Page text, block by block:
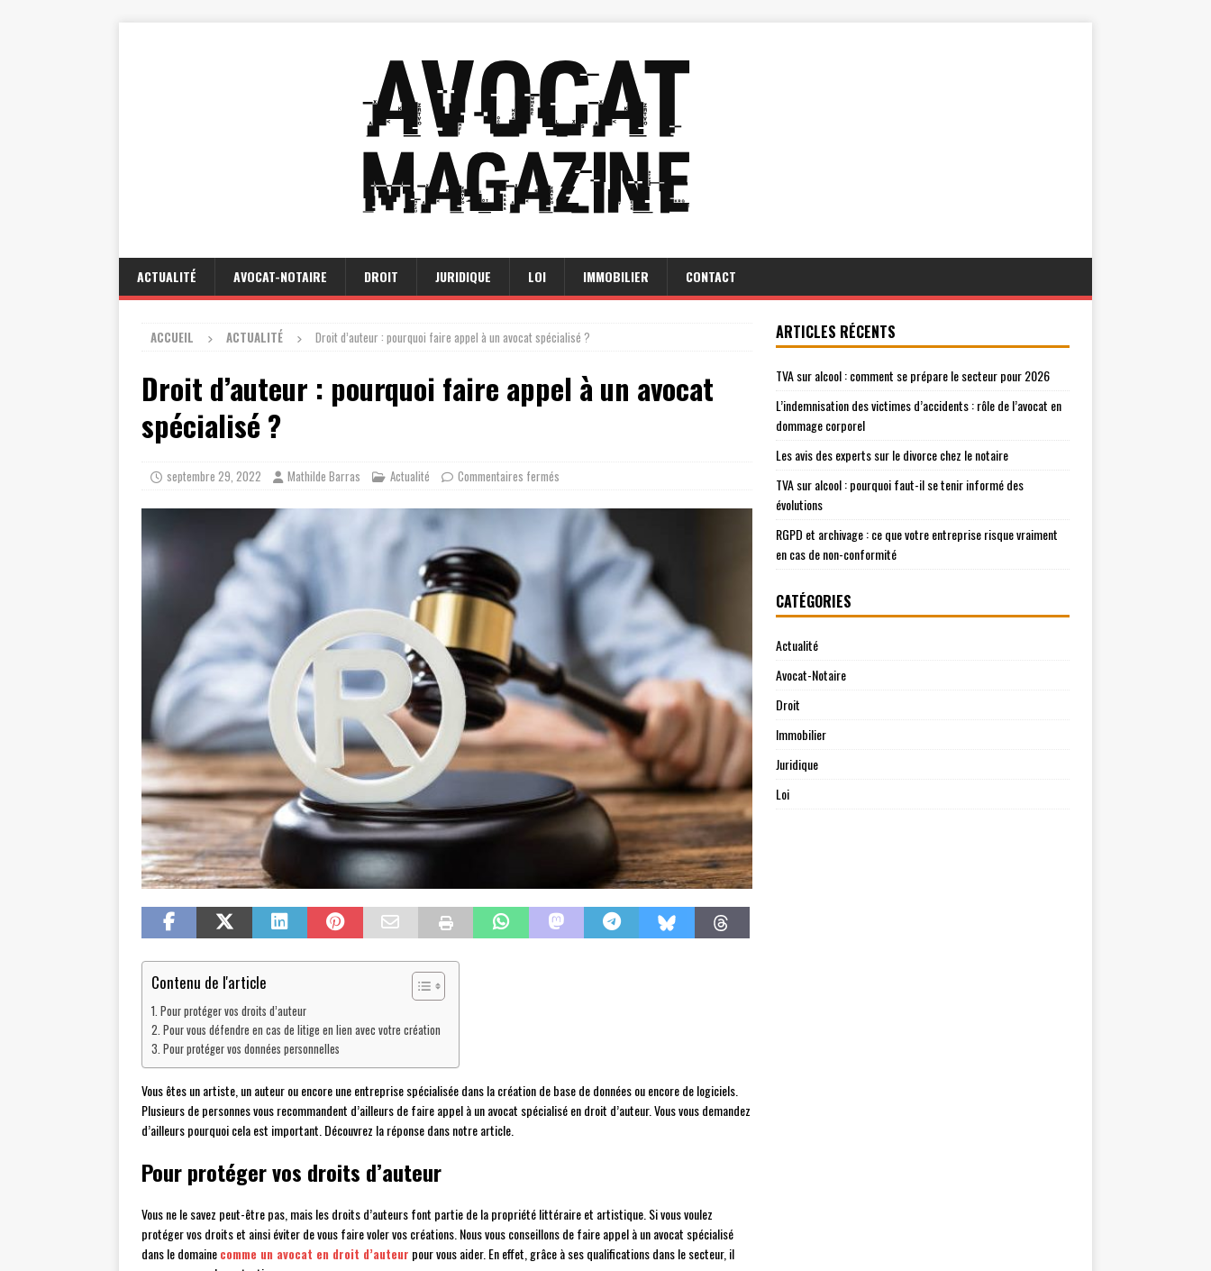
ACTUALITÉ AVOCAT-NOTAIRE DROIT JURIDIQUE LOI IMMOBILIER CONTACT
ACCUEIL ACTUALITÉ Droit d’auteur : pourquoi faire appel à un avocat spécialisé ?
Droit d’auteur : pourquoi faire appel à un avocat
spécialisé ?
septembre 29, 2022 Mathilde Barras Actualité Commentaires fermés
Contenu de l'article
Pour protéger vos droits d’auteur
Pour vous défendre en cas de litige en lien avec votre création
Pour protéger vos données personnelles
Vous êtes un artiste, un auteur ou encore une entreprise spécialisée dans la création de base de données ou encore de logiciels.
Plusieurs de personnes vous recommandent d’ailleurs de faire appel à un avocat spécialisé en droit d’auteur. Vous vous demandez
d’ailleurs pourquoi cela est important. Découvrez la réponse dans notre article.
Pour protéger vos droits d’auteur
Vous ne le savez peut-être pas, mais les droits d’auteurs font partie de la propriété littéraire et artistique. Si vous voulez
protéger vos droits et ainsi éviter de vous faire voler vos créations. Nous vous conseillons de faire appel à un avocat spécialisé
dans le domainecomme un avocat en droit d’auteur pour vous aider. En effet, grâce à ses qualifications dans le secteur, il
ARTICLES RÉCENTS
TVA sur alcool : comment se prépare le secteur pour 2026
L’indemnisation des victimes d’accidents : rôle de l’avocat en
dommage corporel
Les avis des experts sur le divorce chez le notaire
TVA sur alcool : pourquoi faut-il se tenir informé des
évolutions
RGPD et archivage : ce que votre entreprise risque vraiment
en cas de non-conformité
CATÉGORIES
Actualité
Avocat-Notaire
Droit
Immobilier
Juridique
Loi